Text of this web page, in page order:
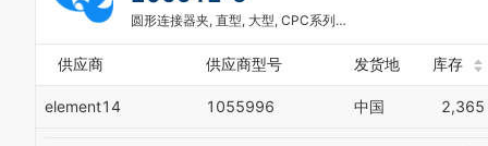
圆形连接器夹, 直型, 大型, CPC系列, CPC连接器, 23, 热塑性树脂, 28.58 mm
供应商 供应商型号 发货地 库存
element14 1055996 中国 2,365